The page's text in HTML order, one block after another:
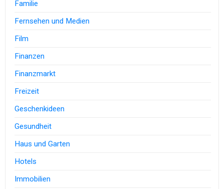
Familie
Fernsehen und Medien
Film
Finanzen
Finanzmarkt
Freizeit
Geschenkideen
Gesundheit
Haus und Garten
Hotels
Immobilien